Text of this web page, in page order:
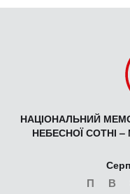
НАЦІОНАЛЬНИЙ
НЕБЕСНОЇ СОТНІ –
П В